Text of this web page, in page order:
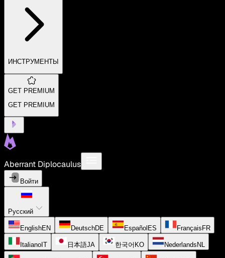
ИНСТРУМЕНТЫ
GET PREMIUM
GET PREMIUM
Aberrant Diplocaulus
Войти
Русский
EnglishEN DeutschDE Español ES Français FR
Italiano IT 日本語JA 한국어 KO Nederlands NL